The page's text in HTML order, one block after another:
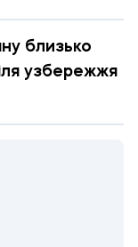
близько
узбережжя